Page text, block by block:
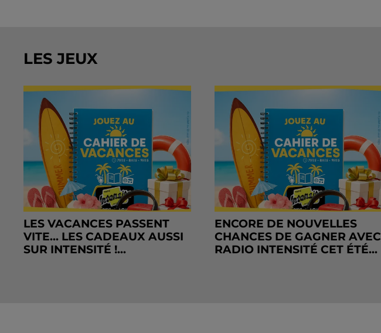
LES JEUX
LES VACANCES PASSENT
VITE... LES CADEAUX AUSSI
SUR INTENSITÉ !...
ENCORE DE NOUVELLES
CHANCES DE GAGNER AVEC
RADIO INTENSITÉ CET ÉTÉ...